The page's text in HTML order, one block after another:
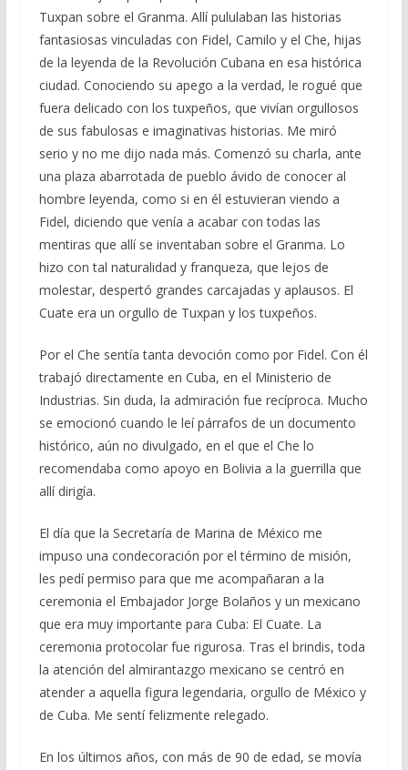
Tuxpan sobre el Granma. Allí pululaban las historias
fantasiosas vinculadas con Fidel, Camilo y el Che, hijas
de la leyenda de la Revolución Cubana en esa histórica
ciudad. Conociendo su apego a la verdad, le rogué que
fuera delicado con los tuxpeños, que vivían orgullosos
de sus fabulosas e imaginativas historias. Me miró
serio y no me dijo nada más. Comenzó su charla, ante
una plaza abarrotada de pueblo ávido de conocer al
hombre leyenda, como si en él estuvieran viendo a
Fidel, diciendo que venía a acabar con todas las
mentiras que allí se inventaban sobre el Granma. Lo
hizo con tal naturalidad y franqueza, que lejos de
molestar, despertó grandes carcajadas y aplausos. El
Cuate era un orgullo de Tuxpan y los tuxpeños.
Por el Che sentía tanta devoción como por Fidel. Con él
trabajó directamente en Cuba, en el Ministerio de
Industrias. Sin duda, la admiración fue recíproca. Mucho
se emocionó cuando le leí párrafos de un documento
histórico, aún no divulgado, en el que el Che lo
recomendaba como apoyo en Bolivia a la guerrilla que
allí dirigía.
El día que la Secretaría de Marina de México me
impuso una condecoración por el término de misión,
les pedí permiso para que me acompañaran a la
ceremonia el Embajador Jorge Bolaños y un mexicano
que era muy importante para Cuba: El Cuate. La
ceremonia protocolar fue rigurosa. Tras el brindis, toda
la atención del almirantazgo mexicano se centró en
atender a aquella figura legendaria, orgullo de México y
de Cuba. Me sentí felizmente relegado.
En los últimos años, con más de 90 de edad, se movía